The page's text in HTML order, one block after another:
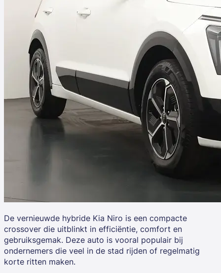
De vernieuwde hybride Kia Niro is een compacte
crossover die uitblinkt in efficiëntie, comfort en
gebruiksgemak. Deze auto is vooral populair bij
ondernemers die veel in de stad rijden of regelmatig
korte ritten maken.